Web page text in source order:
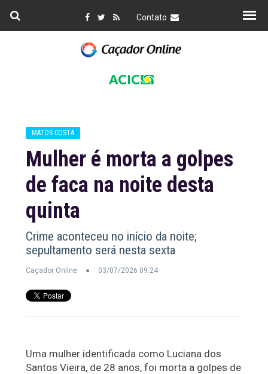
Contato
MATOS COSTA
Mulher é morta a golpes
de faca na noite desta
quinta
Crime aconteceu no início da noite;
sepultamento será nesta sexta
Caçador Online 03/07/2026 09:24
Uma mulher identificada como Luciana dos
Santos Vieira, de 28 anos, foi morta a golpes de